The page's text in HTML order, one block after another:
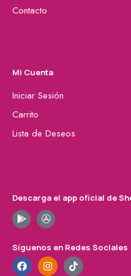
Contacto
Mi Cuenta
Iniciar Sesión
Carrito
Lista de Deseos
Descarga el app oficial de
Síguenos en Redes Sociales